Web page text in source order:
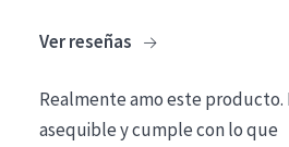
Limpieza
Ver reseñas
Realmente amo este producto.
asequible y cumple con lo que